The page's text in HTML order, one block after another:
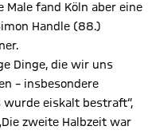
fand Köln aber eine
Handle (88.)
Dinge, die wir uns
– insbesondere
wurde eiskalt bestraft“,
zweite Halbzeit war